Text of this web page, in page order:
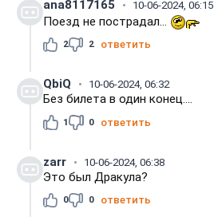
ana8117165 10-06-2024, 06:15
Поезд не пострадал...
2 2 ответить
QbiQ 10-06-2024, 06:32
Без билета в один конец....
1 0 ответить
zarr 10-06-2024, 06:38
Это был Дракула?
0 0 ответить